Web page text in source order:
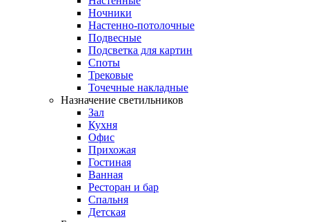
Ночники
Настенно-потолочные
Подвесные
Подсветка для картин
Споты
Трековые
Точечные накладные
Назначение светильников
Зал
Кухня
Офис
Прихожая
Гостиная
Ванная
Ресторан и бар
Спальня
Детская